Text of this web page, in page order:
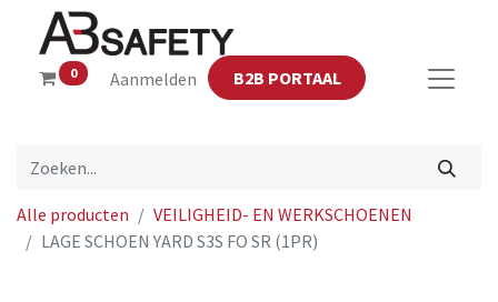
0 Aanmelden B2B PORTAAL
Alle producten
VEILIGHEID- EN WERKSCHOENEN
LAGE SCHOEN YARD S3S FO SR (1PR)